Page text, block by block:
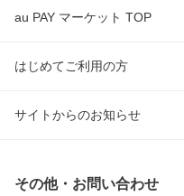
au PAY マーケット TOP
はじめてご利用の方
サイトからのお知らせ
その他・お問い合わせ